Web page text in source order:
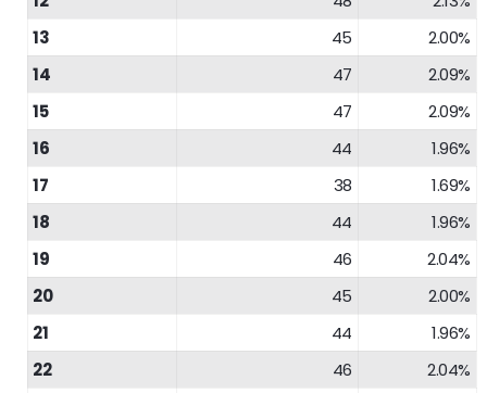
13
45
2.00%
14
47
2.09%
15
47
2.09%
16
44
1.96%
17
38
1.69%
18
44
1.96%
19
46
2.04%
20
45
2.00%
21
44
1.96%
22
46
2.04%